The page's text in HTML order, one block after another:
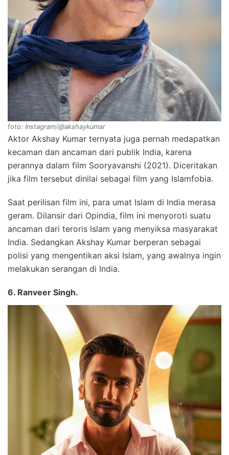
foto: Instagram/@akshaykumar
Aktor Akshay Kumar ternyata juga pernah medapatkan
kecaman dan ancaman dari publik India, karena
perannya dalam film Sooryavanshi (2021). Diceritakan
jika film tersebut dinilai sebagai film yang Islamfobia.
Saat perilisan film ini, para umat Islam di India merasa
geram. Dilansir dari Opindia, film ini menyoroti suatu
ancaman dari teroris Islam yang menyiksa masyarakat
India. Sedangkan Akshay Kumar berperan sebagai
polisi yang mengentikan aksi Islam, yang awalnya ingin
melakukan serangan di India.
6. Ranveer Singh.